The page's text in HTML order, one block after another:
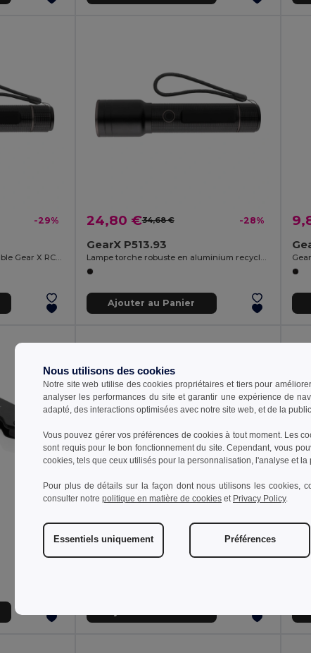
-29% 24,80 €34,68 € -28%
GearX P513.93
Ajouter au Panier
-11% 13,39 € 17,27 €
GearX P518.05
Nous utilisons des cookies
Notre site web utilise des cookies propriétaires et tiers pour
analyser les performances du site et garantir une expérience de
adapté, des interactions optimisées avec notre site web, et de la
Vous pouvez gérer vos préférences de cookies à tout moment. Les
sont requis pour le bon fonctionnement du site. Cependant, vous
cookies, tels que ceux utilisés pour la personnalisation, l'analyse et la
Pour plus de détails sur la façon dont nous utilisons les cookies,
consulter notre politique en matière de cookies et Privacy Policy.
Essentiels uniquement Préférences